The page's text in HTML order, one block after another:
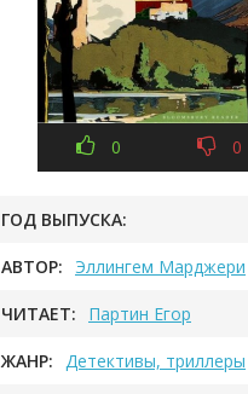
0 0
ГОД ВЫПУСКА:
АВТОР: Эллингем Марджери
ЧИТАЕТ: Партин Егор
ЖАНР: Детективы, триллеры